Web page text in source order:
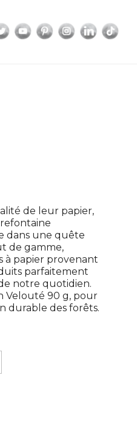
TwitterYouTubePinterestInstagram
de leur papier,
dans une quête
de gamme,
à papier provenant
parfaitement
notre quotidien.
Velouté 90 g, pour
durable des forêts.